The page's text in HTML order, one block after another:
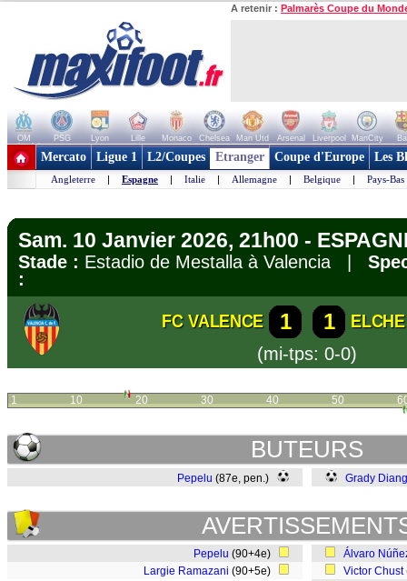
A retenir : Palmarès Coupe du
OM PSG Lyon Lille Monaco Chelsea Man Utd Arsenal Liverpool ManCity
+ de clubs
Mercato Ligue 1 L2/Coupes Etranger Coupe d'Europe Les
Angleterre | Espagne | Italie | Allemagne | Belgique | Pays-Bas
Sam. 10 Janvier 2026, 21h00 -
Stade : Estadio de Mestalla à Valencia |
:
FC VALENCE 1 1
ELCHE
(mi-tps: 0-0)
1 10 20 30 40 50
BUTEURS
Pepelu (87e, pen.) Grady
Pepelu (90+4e)
Largie Ramazani (90+5e)
Álvaro
Victor Chust